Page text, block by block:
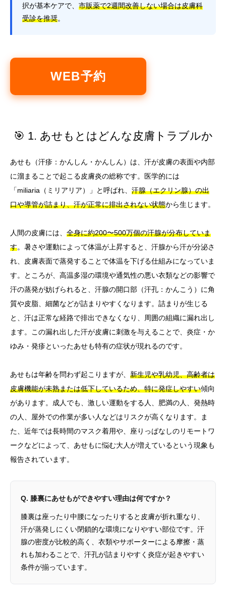
択が基本ケアで、 市販薬で2週間改善しない場合は皮膚科
受診を推奨。
WEB予約
🎯 1. あせもとはどんな皮膚トラブルか
あせも（汗疹：かんしん・かんしん）は、汗が皮膚の表面や内部
に溜まることで起こる皮膚炎の総称です。医学的には
「miliaria（ミリアリア）」と呼ばれ、 汗腺（エクリン腺）の出
口や導管が詰まり、汗が正常に排出されない状態から生じます。
人間の皮膚には、 全身に約200〜500万個の汗腺が分布していま
す。暑さや運動によって体温が上昇すると、汗腺から汗が分泌さ
れ、皮膚表面で蒸発することで体温を下げる仕組みになっていま
す。ところが、高温多湿の環境や通気性の悪い衣類などの影響で
汗の蒸発が妨げられると、汗腺の開口部（汗孔：かんこう）に角
質や皮脂、細菌などが詰まりやすくなります。詰まりが生じる
と、汗は正常な経路で排出できなくなり、周囲の組織に漏れ出し
ます。この漏れ出した汗が皮膚に刺激を与えることで、炎症・か
ゆみ・発疹といったあせも特有の症状が現れるのです。
あせもは年齢を問わず起こりますが、 新生児や乳幼児、高齢者は
皮膚機能が未熟または低下しているため、特に発症しやすい傾向
があります。成人でも、激しい運動をする人、肥満の人、発熱時
の人、屋外での作業が多い人などはリスクが高くなります。ま
た、近年では長時間のマスク着用や、座りっぱなしのリモートワ
ークなどによって、あせもに悩む大人が増えているという現象も
報告されています。
Q. 膝裏にあせもができやすい理由は何ですか？
膝裏は座ったり中腰になったりすると皮膚が折れ重なり、
汗が蒸発しにくい閉鎖的な環境になりやすい部位です。汗
腺の密度が比較的高く、衣類やサポーターによる摩擦・蒸
れも加わることで、汗孔が詰まりやすく炎症が起きやすい
条件が揃っています。